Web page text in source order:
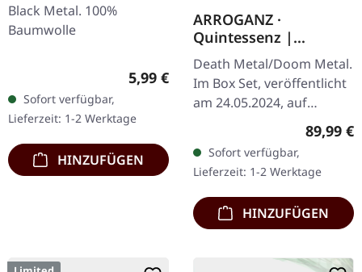
Black Metal. 100%
Baumwolle
Regulärer Preis:
5,99 €
Sofort verfügbar,
Lieferzeit: 1-2 Werktage
HINZUFÜGEN
ARROGANZ ·
Quintessenz |
WOODEN BOX SET
Death Metal/Doom Metal.
Im Box Set, veröffentlicht
am 24.05.2024, auf
Supreme Chaos Records.
handgearbeitete Holzbox
mit graviertem…
89,99 €
Sofort verfügbar,
Lieferzeit: 1-2 Werktage
HINZUFÜGEN